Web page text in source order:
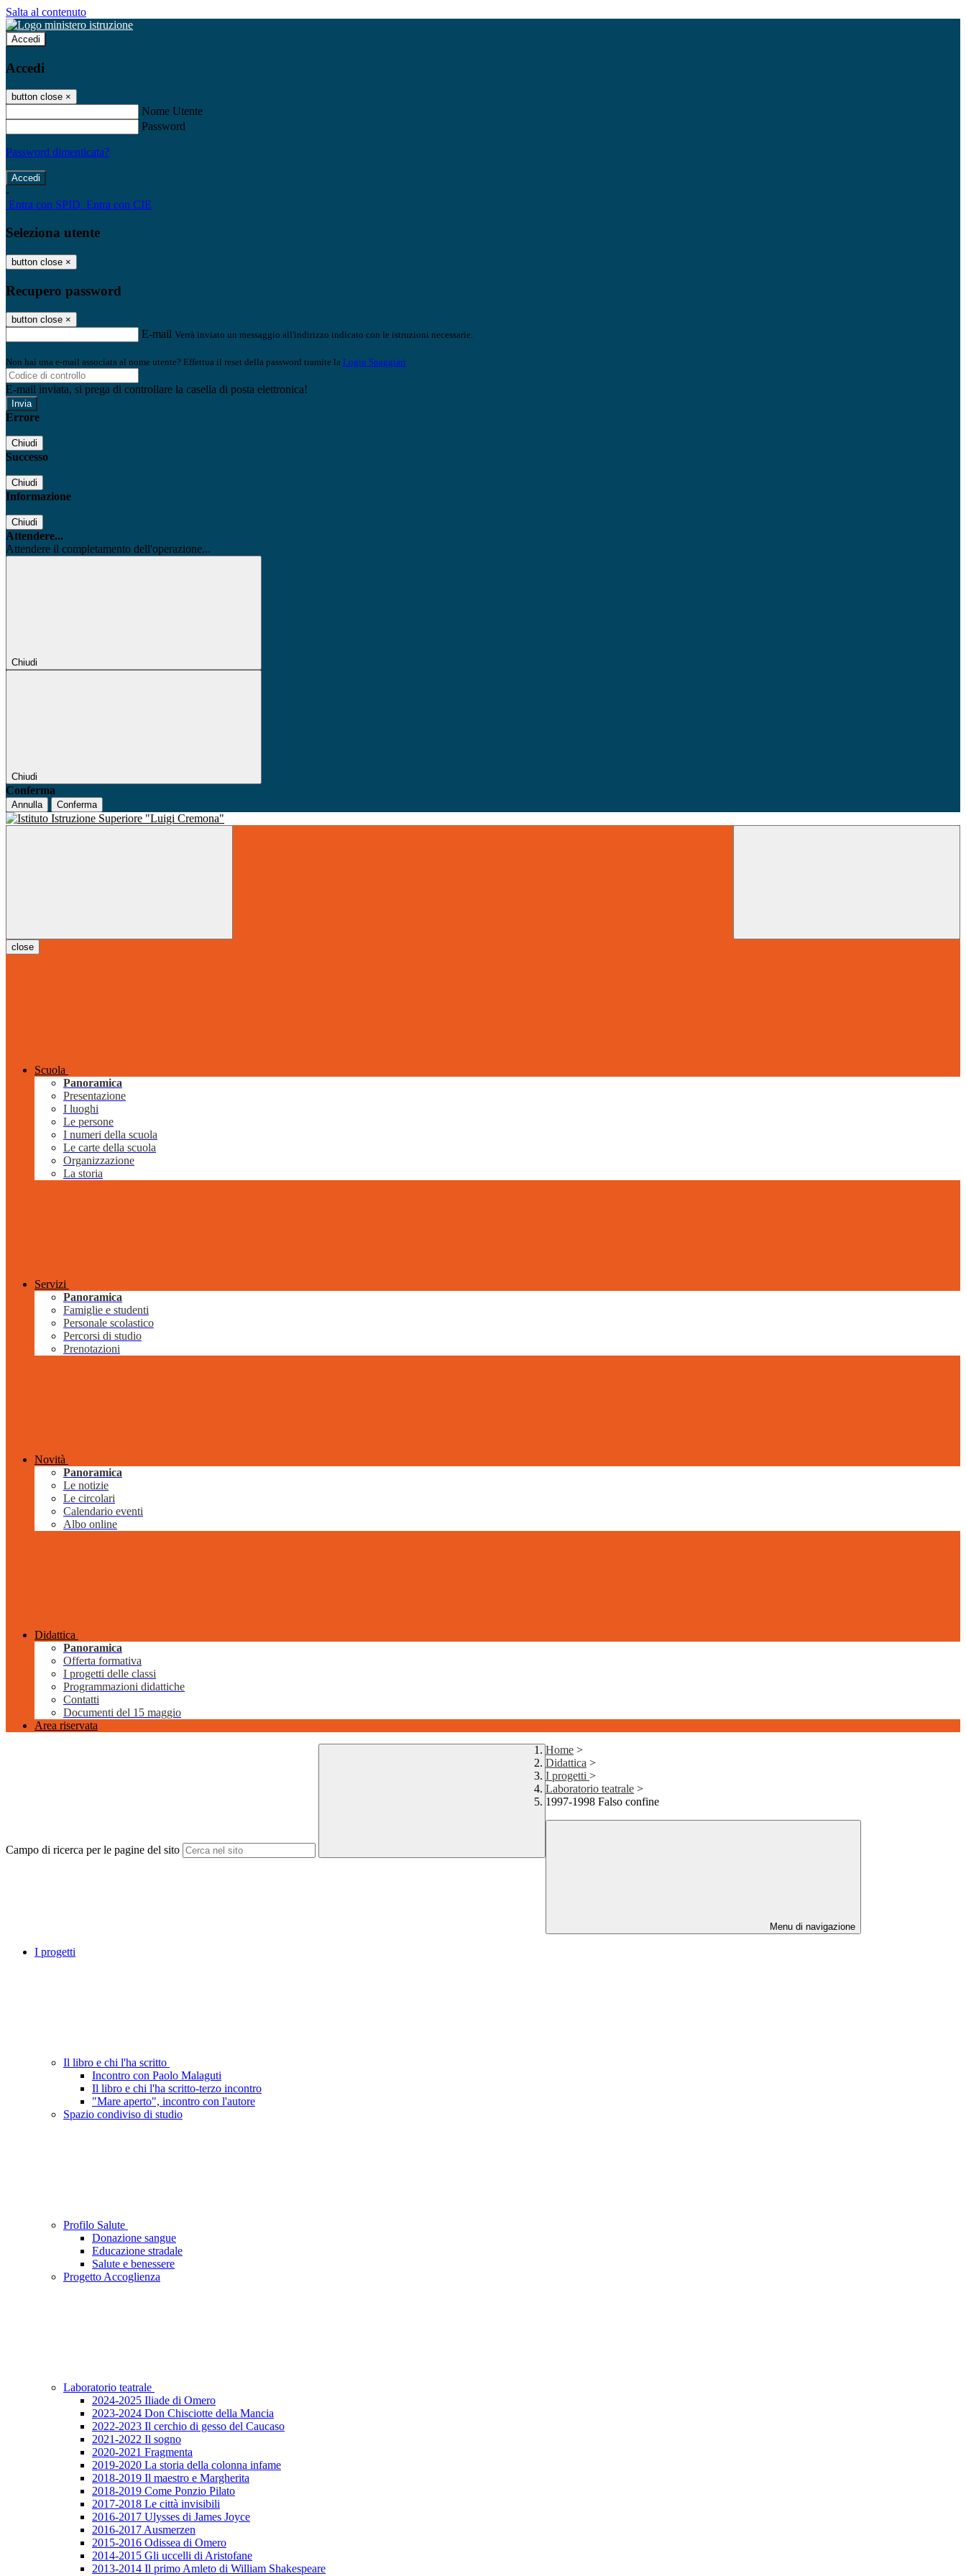
Salta al contenuto
Accedi
Accedi
button close ×
Nome Utente
Password
Password dimenticata?
-
Entra con SPID Entra con CIE
Seleziona utente
button close ×
Recupero password
button close ×
E-mail Verrà inviato un messaggio all'indirizzo indicato con le istruzioni necessarie.
Non hai una e-mail associata al nome utente? Effettua il reset della password tramite la Login Spaggiari
E-mail inviata, si prega di controllare la casella di posta elettronica!
Errore
Chiudi
Successo
Chiudi
Informazione
Chiudi
Attendere...
Attendere il completamento dell'operazione...
Chiudi
Chiudi
Conferma
Annulla Conferma
close
Scuola
Panoramica
Presentazione
I luoghi
Le persone
I numeri della scuola
Le carte della scuola
Organizzazione
La storia
Servizi
Panoramica
Famiglie e studenti
Personale scolastico
Percorsi di studio
Prenotazioni
Novità
Panoramica
Le notizie
Le circolari
Calendario eventi
Albo online
Didattica
Panoramica
Offerta formativa
I progetti delle classi
Programmazioni didattiche
Contatti
Documenti del 15 maggio
Area riservata
Campo di ricerca per le pagine del sito
Home >
Didattica >
I progetti >
Laboratorio teatrale >
1997-1998 Falso confine
Menu di navigazione
I progetti
Il libro e chi l'ha scritto
Incontro con Paolo Malaguti
Il libro e chi l'ha scritto-terzo incontro
"Mare aperto", incontro con l'autore
Spazio condiviso di studio
Profilo Salute
Donazione sangue
Educazione stradale
Salute e benessere
Progetto Accoglienza
Laboratorio teatrale
2024-2025 Iliade di Omero
2023-2024 Don Chisciotte della Mancia
2022-2023 Il cerchio di gesso del Caucaso
2021-2022 Il sogno
2020-2021 Fragmenta
2019-2020 La storia della colonna infame
2018-2019 Il maestro e Margherita
2018-2019 Come Ponzio Pilato
2017-2018 Le città invisibili
2016-2017 Ulysses di James Joyce
2016-2017 Ausmerzen
2015-2016 Odissea di Omero
2014-2015 Gli uccelli di Aristofane
2013-2014 Il primo Amleto di William Shakespeare